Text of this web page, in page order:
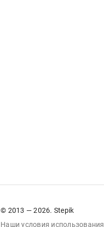
© 2013 — 2026. Stepik
Наши условия использования